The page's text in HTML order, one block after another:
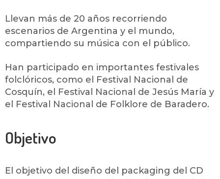
Llevan más de 20 años recorriendo
escenarios de Argentina y el mundo,
compartiendo su música con el público.
Han participado en importantes festivales
folclóricos, como el Festival Nacional de
Cosquín, el Festival Nacional de Jesús María y
el Festival Nacional de Folklore de Baradero.
Objetivo
El objetivo del diseño del packaging del CD